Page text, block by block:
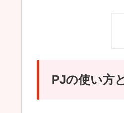
PJの使い方